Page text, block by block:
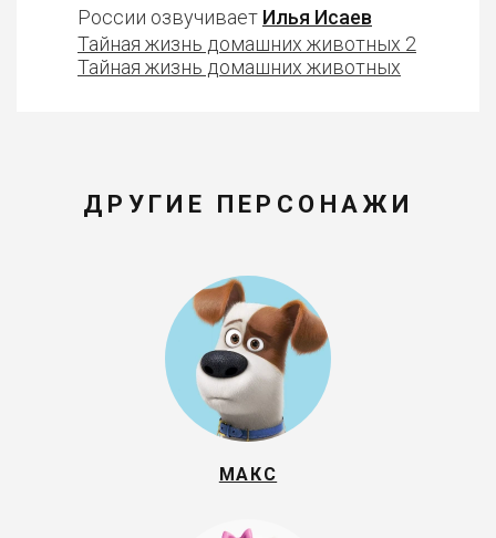
России озвучивает Илья Исаев
Тайная жизнь домашних животных 2
Тайная жизнь домашних животных
ДРУГИЕ ПЕРСОНАЖИ
МАКС